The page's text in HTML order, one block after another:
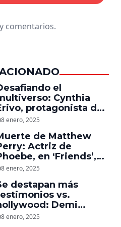
comentarios.
el
Cynthia
protagonista de
quiere ser
8 enero, 2025
de Matthew
Actriz de
en ‘Friends’,
un emotivo
8 enero, 2025
destapan más
vs.
Demi
protagonista de
8 enero, 2025